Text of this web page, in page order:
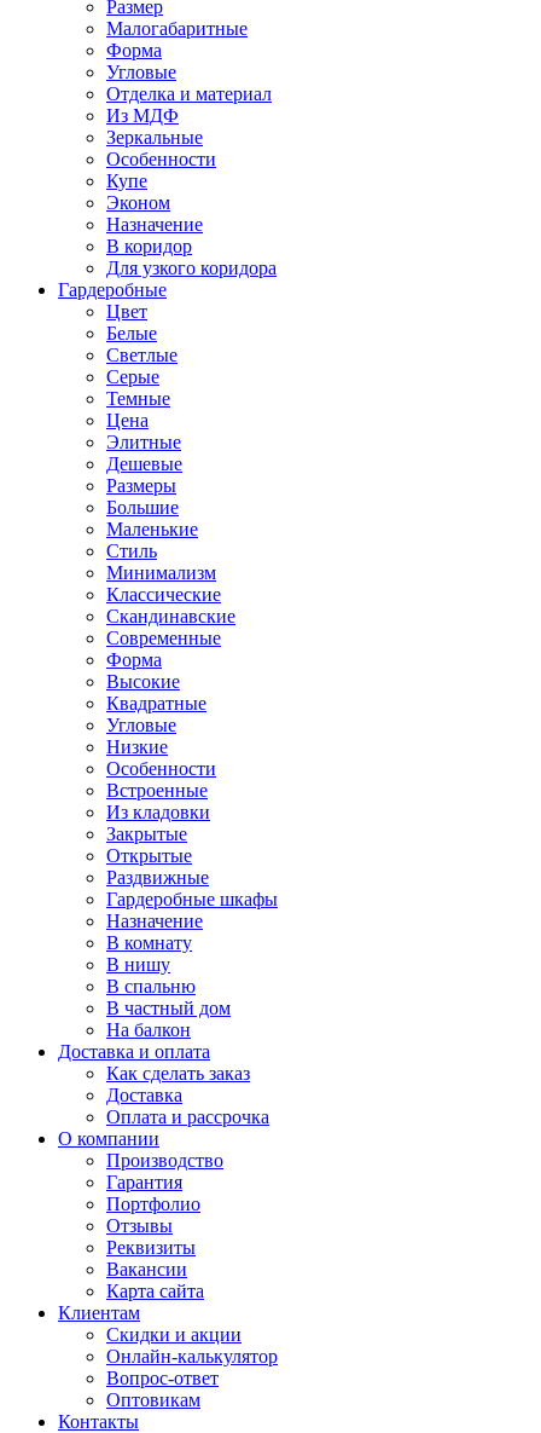
Размер
Малогабаритные
Форма
Угловые
Отделка и материал
Из МДФ
Зеркальные
Особенности
Купе
Эконом
Назначение
В коридор
Для узкого коридора
Гардеробные
Цвет
Белые
Светлые
Серые
Темные
Цена
Элитные
Дешевые
Размеры
Большие
Маленькие
Стиль
Минимализм
Классические
Скандинавские
Современные
Форма
Высокие
Квадратные
Угловые
Низкие
Особенности
Встроенные
Из кладовки
Закрытые
Открытые
Раздвижные
Гардеробные шкафы
Назначение
В комнату
В нишу
В спальню
В частный дом
На балкон
Доставка и оплата
Как сделать заказ
Доставка
Оплата и рассрочка
О компании
Производство
Гарантия
Портфолио
Отзывы
Реквизиты
Вакансии
Карта сайта
Клиентам
Скидки и акции
Онлайн-калькулятор
Вопрос-ответ
Оптовикам
Контакты